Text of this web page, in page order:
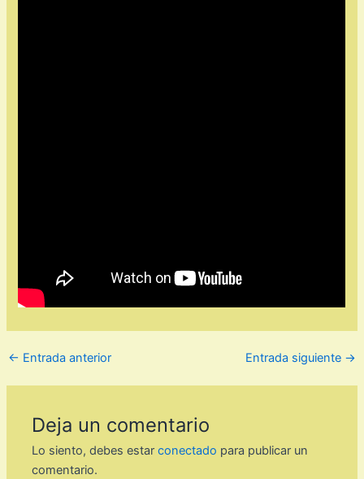
← Entrada anterior Entrada siguiente →
Deja un comentario
Lo siento, debes estarconectado para publicar un
comentario.